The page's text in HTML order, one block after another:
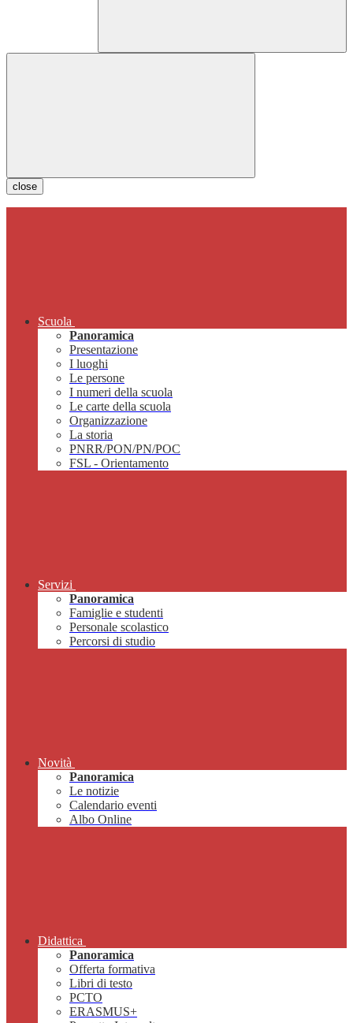
close
Scuola
Panoramica
Presentazione
I luoghi
Le persone
I numeri della scuola
Le carte della scuola
Organizzazione
La storia
PNRR/PON/PN/POC
FSL - Orientamento
Servizi
Panoramica
Famiglie e studenti
Personale scolastico
Percorsi di studio
Novità
Panoramica
Le notizie
Calendario eventi
Albo Online
Didattica
Panoramica
Offerta formativa
Libri di testo
PCTO
ERASMUS+